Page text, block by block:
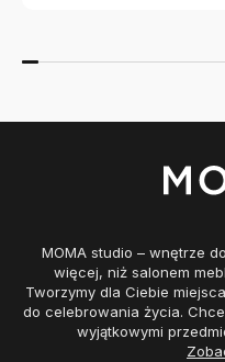
MOMA studio – wnętrze
więcej, niż salonem
Tworzymy dla Ciebie
do celebrowania życia.
wyjątkowymi